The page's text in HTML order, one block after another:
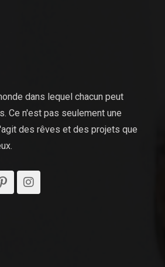
dans lequel chacun peut
Ce n'est pas seulement une
des rêves et des projets que